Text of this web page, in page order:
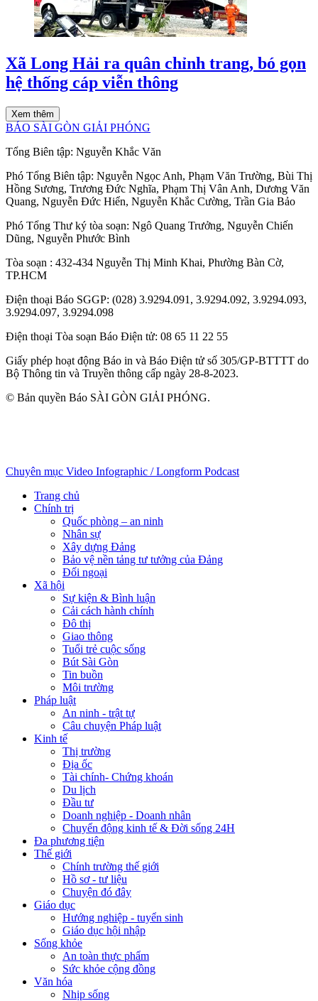
Xã Long Hải ra quân chỉnh trang, bó gọn
hệ thống cáp viễn thông
Xem thêm
BÁO SÀI GÒN GIẢI PHÓNG
Tổng Biên tập: Nguyễn Khắc Văn
Phó Tổng Biên tập: Nguyễn Ngọc Anh, Phạm Văn Trường, Bùi Thị
Hồng Sương, Trương Đức Nghĩa, Phạm Thị Vân Anh, Dương Văn
Quang, Nguyễn Đức Hiển, Nguyễn Khắc Cường, Trần Gia Bảo
Phó Tổng Thư ký tòa soạn: Ngô Quang Trưởng, Nguyễn Chiến
Dũng, Nguyễn Phước Bình
Tòa soạn : 432-434 Nguyễn Thị Minh Khai, Phường Bàn Cờ,
TP.HCM
Điện thoại Báo SGGP: (028) 3.9294.091, 3.9294.092, 3.9294.093,
3.9294.097, 3.9294.098
Điện thoại Tòa soạn Báo Điện tử: 08 65 11 22 55
Giấy phép hoạt động Báo in và Báo Điện tử số 305/GP-BTTTT do
Bộ Thông tin và Truyền thông cấp ngày 28-8-2023.
© Bản quyền Báo SÀI GÒN GIẢI PHÓNG.
Chuyên mục Video Infographic / Longform Podcast
Trang chủ
Chính trị
Quốc phòng – an ninh
Nhân sự
Xây dựng Đảng
Bảo vệ nền tảng tư tưởng của Đảng
Đối ngoại
Xã hội
Sự kiện & Bình luận
Cải cách hành chính
Đô thị
Giao thông
Tuổi trẻ cuộc sống
Bút Sài Gòn
Tin buồn
Môi trường
Pháp luật
An ninh - trật tự
Câu chuyện Pháp luật
Kinh tế
Thị trường
Địa ốc
Tài chính- Chứng khoán
Du lịch
Đầu tư
Doanh nghiệp - Doanh nhân
Chuyển động kinh tế & Đời sống 24H
Đa phương tiện
Thế giới
Chính trường thế giới
Hồ sơ - tư liệu
Chuyện đó đây
Giáo dục
Hướng nghiệp - tuyển sinh
Giáo dục hội nhập
Sống khỏe
An toàn thực phẩm
Sức khỏe cộng đồng
Văn hóa
Nhịp sống